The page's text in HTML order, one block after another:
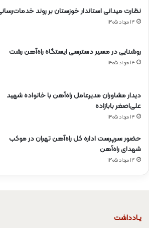
نظارت میدانی استاندار خوزستان بر روند
۱۴ مرداد ۱۴۰۵
روشنایی در مسیر دسترسی ایستگاه راه‌آهن رشت
۱۴ مرداد ۱۴۰۵
دیدار مشاوران مدیرعامل راه‌آهن با خانواده شهید
علی‌اصغر بابازاده
۱۴ مرداد ۱۴۰۵
حضور سرپرست اداره کل راه‌آهن تهران در موکب
شهدای راه‌آهن
۱۴ مرداد ۱۴۰۵
یـادداشت